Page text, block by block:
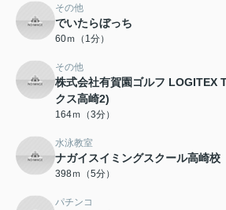
その他
でいたらぼっち
60ｍ（1分）
その他
株式会社有賀園ゴルフ LOGITEX
クス高崎2)
164ｍ（3分）
水泳教室
ナガイスイミングスクール高崎校
398ｍ（5分）
パチンコ